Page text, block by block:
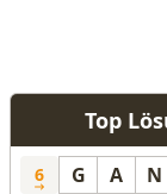
Top
6 G A N